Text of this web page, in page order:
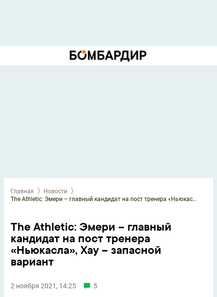
Главная
Новости
The Athletic: Эмери – главный кандидат на пост тренера «Ньюкасла», Хау – запасной вариант
The Athletic: Эмери – главный
кандидат на пост тренера
«Ньюкасла», Хау – запасной
вариант
2 ноября 2021, 14:25 5